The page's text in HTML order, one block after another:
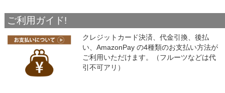
ご利用ガイド!
クレジットカード決済、代金引換、後払
い、AmazonPay の4種類のお支払い方法が
ご利用いただけます。（フルーツなどは代
引不可アリ）